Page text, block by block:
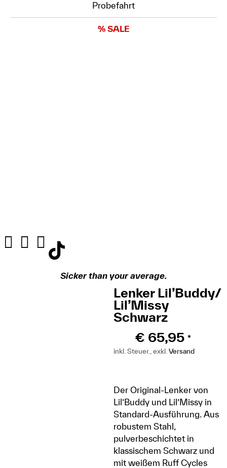
Probefahrt
% SALE
Sicker than your average.
Lenker Lil’Buddy/
Lil’Missy
Schwarz
€ 65,95 *
inkl. Steuer., exkl. Versand
Der Original-Lenker von
Lil’Buddy und Lil’Missy in
Standard-Ausführung. Aus
robustem Stahl,
pulverbeschichtet in
klassischem Schwarz und
mit weißem Ruff Cycles